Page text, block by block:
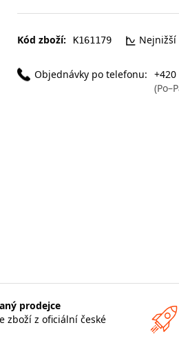
Kód zboží: K161179 Nejnižší
Objednávky po telefonu: +420
prodejce
zboží z oficiální české